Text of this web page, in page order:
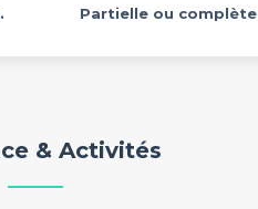
Partielle ou complète
& Activités